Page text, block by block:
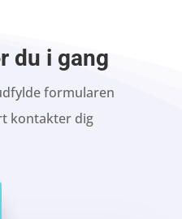
du i gang
formularen
kontakter dig